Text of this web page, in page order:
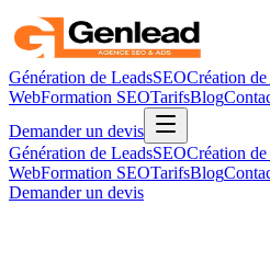
Génération de LeadsSEOCréation de
WebFormation SEOTarifsBlog
Demander un devis
Génération de LeadsSEOCréation de
WebFormation SEOTarifsBlog
Demander un devis